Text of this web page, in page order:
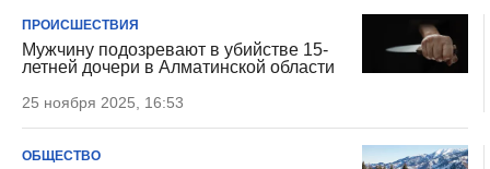
ПРОИСШЕСТВИЯ
Мужчину подозревают в убийстве 15-
летней дочери в Алматинской области
25 ноября 2025, 16:53
ОБЩЕСТВО